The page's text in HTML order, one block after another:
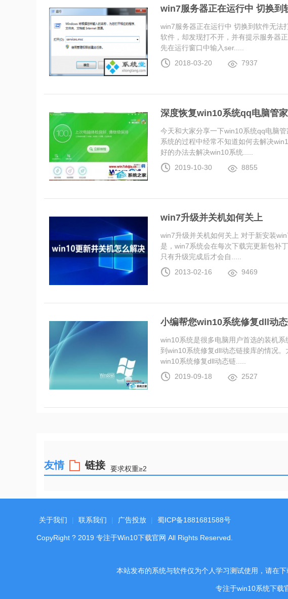
win7服务器正在运行中 切换到
win7服务器正在运行中 切换到软件无法
软件，却发现打不开，并有提示服务器
先在运行窗口中输入ser.....
2018-03-20
7937
深度恢复win10系统qq电脑管
今天和大家分享一下win10系统qq电脑
系统的过程中经常不知道如何去解决
好的办法去解决win10系统.....
2019-10-30
8855
win7升级并关机如何关上
win7升级并关机如何关上 对于新安装
是，win7系统会在每次下载完更新包补
只有升级完成后才会自.....
2013-02-16
9469
小编帮您win10系统修复dll动
win10系统是很多电脑用户首选的装机
到win10系统修复dll动态链接库的情况
win10系统修复dll动态链.....
2019-09-18
2527
友情 链接 要求权重≥2
关于我们 联系我们 广告投放 蜀ICP备1881681588号
CopyRight ? 2019 专注于Win10下载官网 All Rights Reserved.
本站发布的系统与软件仅为个人学习测试使用，请在
专注于win10系统下载